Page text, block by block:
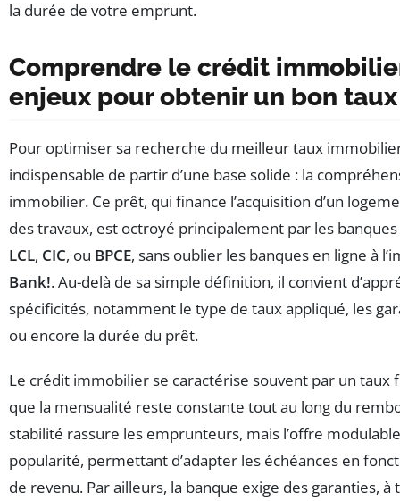
la durée de votre emprunt.
Comprendre le crédit
enjeux pour obtenir un bon taux
Pour optimiser sa recherche du meilleur taux
indispensable de partir d’une base solide : la
immobilier. Ce prêt, qui finance l’acquisition d’un
des travaux, est octroyé principalement par les
LCL, CIC, ou BPCE, sans oublier les banques en ligne à
Bank!. Au-delà de sa simple définition, il convient
spécificités, notamment le type de taux appliqué, les
ou encore la durée du prêt.
Le crédit immobilier se caractérise souvent par un taux
que la mensualité reste constante tout au long du
stabilité rassure les emprunteurs, mais l’offre
popularité, permettant d’adapter les échéances en
de revenu. Par ailleurs, la banque exige des garanties, à